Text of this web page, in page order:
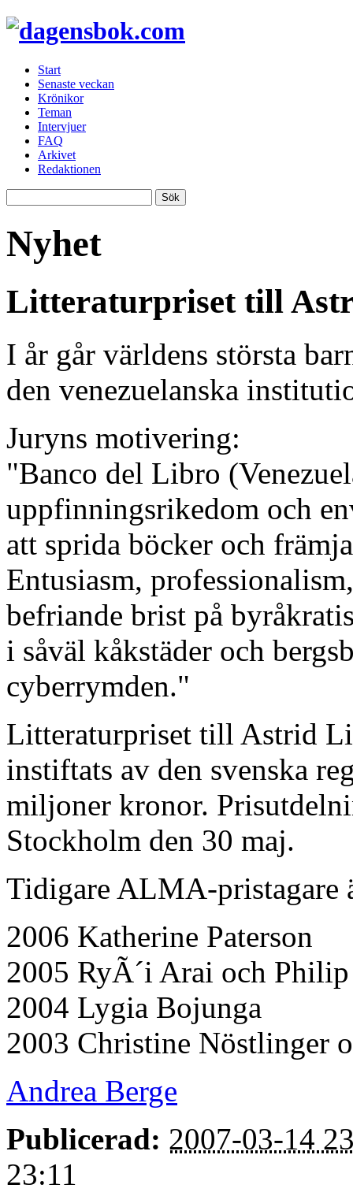
Start
Senaste veckan
Krönikor
Teman
Intervjuer
FAQ
Arkivet
Redaktionen
Nyhet
Litteraturpriset till
I år går världens största
den venezuelanska
Juryns motivering:
"Banco del Libro
uppfinningsrikedom och
att sprida böcker och
Entusiasm,
befriande brist på
i såväl kåkstäder och
cyberrymden."
Litteraturpriset till Astrid
instiftats av den svenska
miljoner kronor.
Stockholm den 30 maj.
Tidigare ALMA-pristagare
2006 Katherine Paterson
2005 RyÃ´i Arai och
2004 Lygia Bojunga
2003 Christine Nöstlinger
Andrea Berge
Publicerad: 2007-03-14
23:11